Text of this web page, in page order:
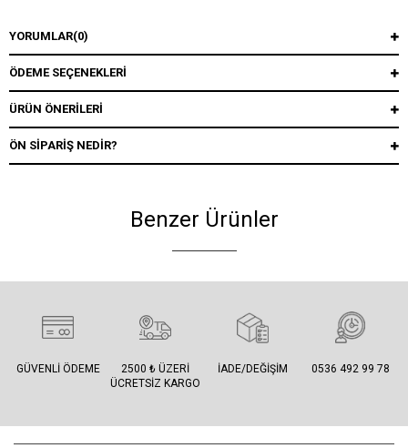
YORUMLAR(0)
ÖDEME SEÇENEKLERI
ÜRÜN ÖNERILERI
ÖN SIPARIŞ NEDIR?
Benzer Ürünler
GÜVENLI ÖDEME
2500 ₺ ÜZERI
ÜCRETSIZ KARGO
İADE/DEĞIŞIM 0536 492 99 78